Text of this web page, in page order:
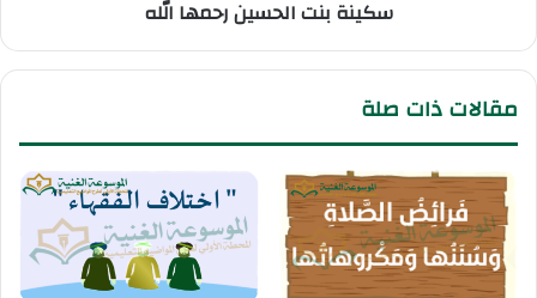
سكينة بنت الحسين رحمها الله
مقالات ذات صلة